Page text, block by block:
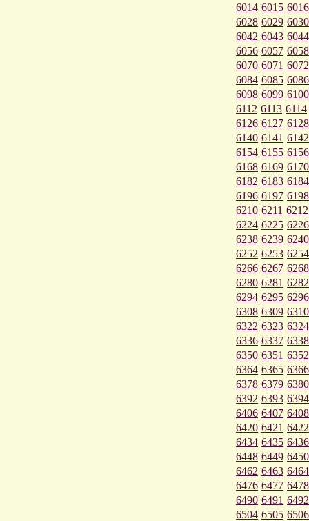
6014 6015 6016
6028 6029 6030
6042 6043 6044
6056 6057 6058
6070 6071 6072
6084 6085 6086
6098 6099 6100
6112 6113 6114
6126 6127 6128
6140 6141 6142
6154 6155 6156
6168 6169 6170
6182 6183 6184
6196 6197 6198
6210 6211 6212
6224 6225 6226
6238 6239 6240
6252 6253 6254
6266 6267 6268
6280 6281 6282
6294 6295 6296
6308 6309 6310
6322 6323 6324
6336 6337 6338
6350 6351 6352
6364 6365 6366
6378 6379 6380
6392 6393 6394
6406 6407 6408
6420 6421 6422
6434 6435 6436
6448 6449 6450
6462 6463 6464
6476 6477 6478
6490 6491 6492
6504 6505 6506